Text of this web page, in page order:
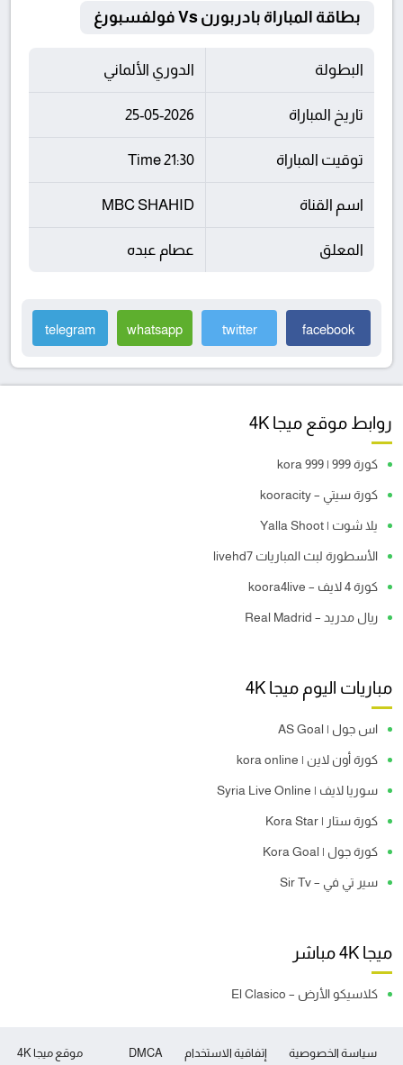
بطاقة المباراة بادربورن Vs فولفسبورغ
البطولة الدوري الألماني
تاريخ المباراة 25-05-2026
توقيت المباراة 21:30 Time
اسم القناة MBC SHAHID
المعلق عصام عبده
facebook
twitter
whatsapp
telegram
روابط موقع ميجا 4K
كورة 999 | kora 999
كورة سيتي – kooracity
يلا شوت | Yalla Shoot
الأسطورة لبث المباريات livehd7
كورة 4 لايف – koora4live
ريال مدريد – Real Madrid
مباريات اليوم ميجا 4K
اس جول | AS Goal
كورة أون لاين | kora online
سوريا لايف | Syria Live Online
كورة ستار | Kora Star
كورة جول | Kora Goal
سير تي في – Sir Tv
ميجا 4K مباشر
كلاسيكو الأرض – El Clasico
موقع ميجا 4K سياسة الخصوصية إتفاقية الاستخدام DMCA